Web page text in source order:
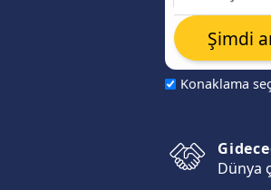
Konaklama
Şimdi
Dünya